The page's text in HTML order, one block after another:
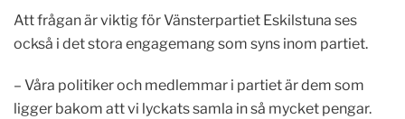
Att frågan är viktig för Vänsterpartiet Eskilstuna ses
också i det stora engagemang som syns inom partiet.
– Våra politiker och medlemmar i partiet är dem som
ligger bakom att vi lyckats samla in så mycket pengar.